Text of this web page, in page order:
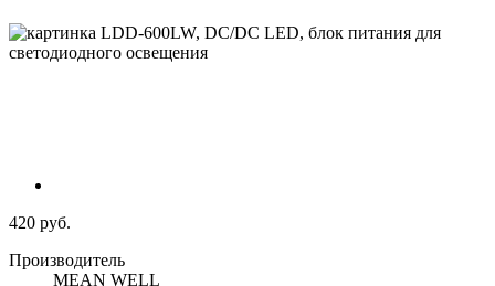
420 руб.
Производитель
MEAN WELL